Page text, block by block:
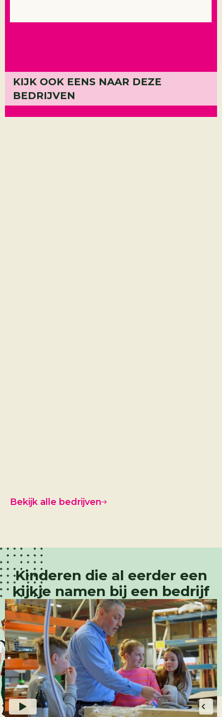
KIJK OOK EENS NAAR DEZE
BEDRIJVEN
Bekijk alle bedrijven
Kinderen die al eerder een
kijkje namen bij een bedrijf